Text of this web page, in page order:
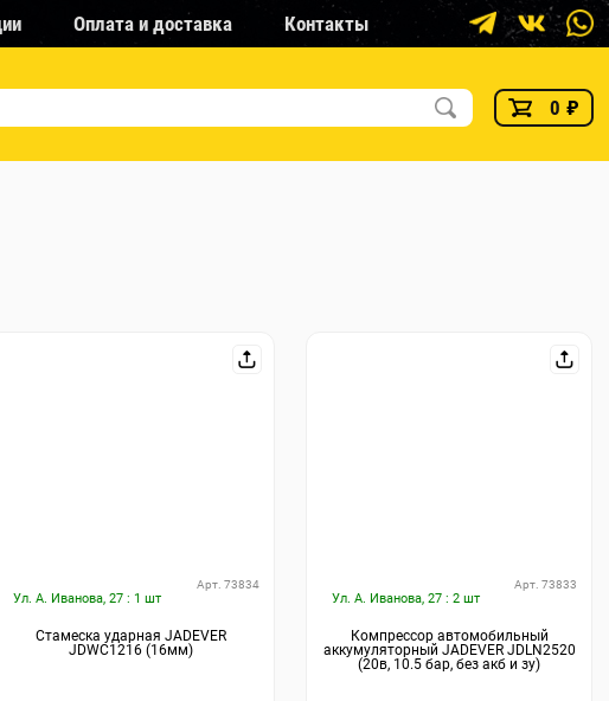
Оплата и доставка Контакты
0 ₽
Ул. А. Иванова, 27 : 1 шт
Арт. 73834
Стамеска ударная JADEVER
JDWC1216 (16мм)
Ул. А. Иванова, 27 : 2 шт
Арт. 73833
Компрессор автомобильный
аккумуляторный JADEVER JDLN2520
(20в, 10.5 бар, без акб и зу)